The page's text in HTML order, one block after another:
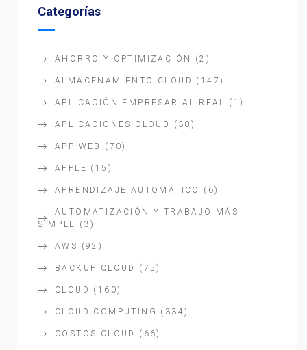
Categorías
AHORRO Y OPTIMIZACIÓN (2)
ALMACENAMIENTO CLOUD (147)
APLICACIÓN EMPRESARIAL REAL (1)
APLICACIONES CLOUD (30)
APP WEB (70)
APPLE (15)
APRENDIZAJE AUTOMÁTICO (6)
AUTOMATIZACIÓN Y TRABAJO MÁS
SIMPLE
(3)
AWS (92)
BACKUP CLOUD (75)
CLOUD (160)
CLOUD COMPUTING (334)
COSTOS CLOUD (66)